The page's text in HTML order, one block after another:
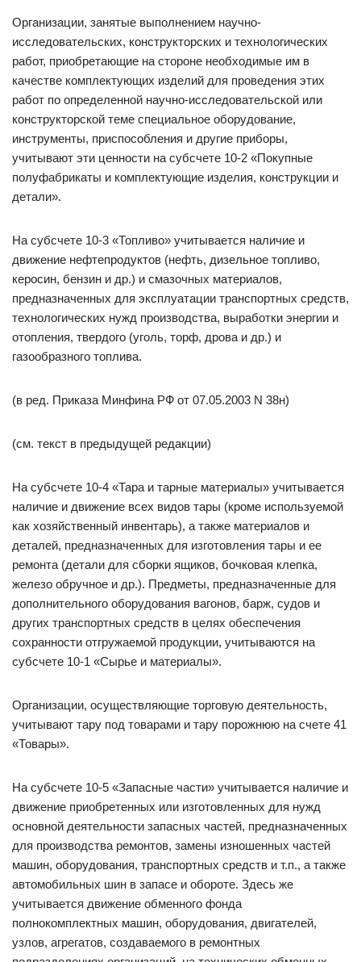
Организации, занятые выполнением научно-
исследовательских, конструкторских и технологических
работ, приобретающие на стороне необходимые им в
качестве комплектующих изделий для проведения этих
работ по определенной научно-исследовательской или
конструкторской теме специальное оборудование,
инструменты, приспособления и другие приборы,
учитывают эти ценности на субсчете 10-2 «Покупные
полуфабрикаты и комплектующие изделия, конструкции и
детали».
На субсчете 10-3 «Топливо» учитывается наличие и
движение нефтепродуктов (нефть, дизельное топливо,
керосин, бензин и др.) и смазочных материалов,
предназначенных для эксплуатации транспортных средств,
технологических нужд производства, выработки энергии и
отопления, твердого (уголь, торф, дрова и др.) и
газообразного топлива.
(в ред. Приказа Минфина РФ от 07.05.2003 N 38н)
(см. текст в предыдущей редакции)
На субсчете 10-4 «Тара и тарные материалы» учитывается
наличие и движение всех видов тары (кроме используемой
как хозяйственный инвентарь), а также материалов и
деталей, предназначенных для изготовления тары и ее
ремонта (детали для сборки ящиков, бочковая клепка,
железо обручное и др.). Предметы, предназначенные для
дополнительного оборудования вагонов, барж, судов и
других транспортных средств в целях обеспечения
сохранности отгружаемой продукции, учитываются на
субсчете 10-1 «Сырье и материалы».
Организации, осуществляющие торговую деятельность,
учитывают тару под товарами и тару порожнюю на счете 41
«Товары».
На субсчете 10-5 «Запасные части» учитывается наличие и
движение приобретенных или изготовленных для нужд
основной деятельности запасных частей, предназначенных
для производства ремонтов, замены изношенных частей
машин, оборудования, транспортных средств и т.п., а также
автомобильных шин в запасе и обороте. Здесь же
учитывается движение обменного фонда
полнокомплектных машин, оборудования, двигателей,
узлов, агрегатов, создаваемого в ремонтных